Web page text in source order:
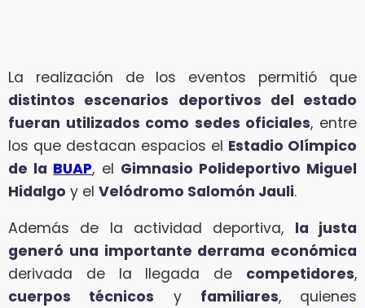
La realización de los eventos permitió que
distintos escenarios deportivos del estado
fueran utilizados como sedes oficiales, entre
los que destacan espacios el Estadio Olímpico
de la BUAP, el Gimnasio Polideportivo Miguel
Hidalgo y el Velódromo Salomón Jauli.
Además de la actividad deportiva, la justa
generó una importante derrama económica
derivada de la llegada de competidores,
cuerpos técnicos y familiares, quienes